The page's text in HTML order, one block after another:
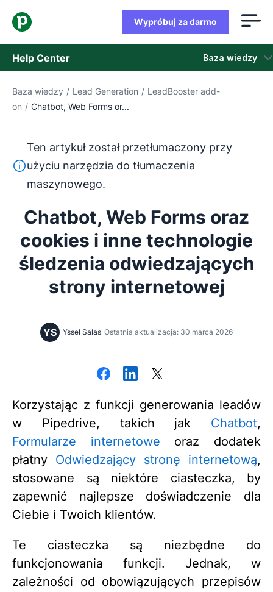
Wypróbuj za darmo
Help Center Baza wiedzy
Baza wiedzy
Skontaktuj się z obsługą klienta
Baza wiedzy / Lead Generation / LeadBooster add-
on / Chatbot, Web Forms or...
Ten tekst został przetłumaczony z języka
Ten artykuł został przetłumaczony przy
użyciu narzędzia do tłumaczenia
maszynowego.
Chatbot, Web Forms oraz
cookies i inne technologie
śledzenia odwiedzających
strony internetowej
YS Yssel Salas Ostatnia aktualizacja: 30 marca 2026
Korzystając z funkcji generowania leadów
w Pipedrive, takich jak Chatbot,
Formularze internetowe oraz dodatek
płatny Odwiedzający stronę internetową,
stosowane są niektóre ciasteczka, by
zapewnić najlepsze doświadczenie dla
Ciebie i Twoich klientów.
Te ciasteczka są niezbędne do
funkcjonowania funkcji. Jednak, w
zależności od obowiązujących przepisów